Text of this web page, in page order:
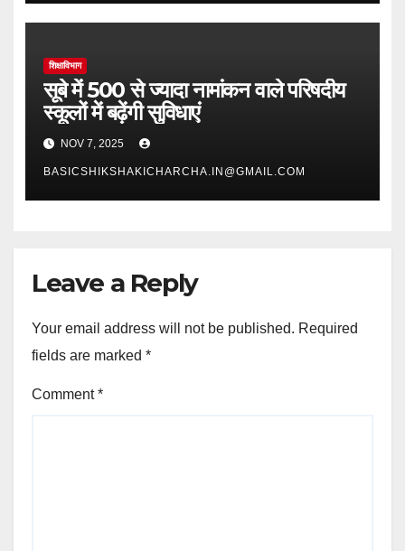
शिक्षाविभाग
सूबे में 500 से ज्यादा नामांकन वाले परिषदीय
स्कूलों में बढ़ेंगी सुविधाएं
NOV 7, 2025
BASICSHIKSHAKICHARCHA.IN@GMAIL.COM
Leave a Reply
Your email address will not be published. Required
fields are marked *
Comment*